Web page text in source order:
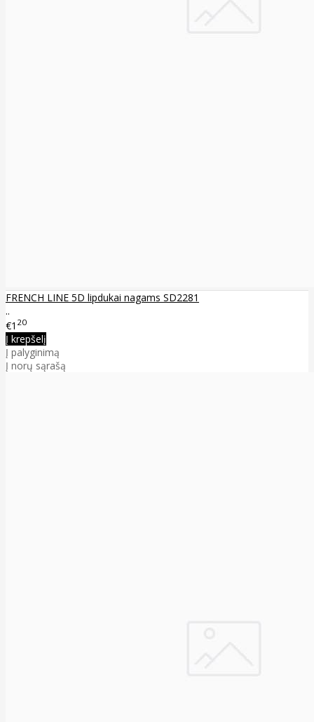
FRENCH LINE 5D lipdukai nagams SD2281
..
€1 20
Į krepšelį
Į palyginimą
Į norų sąrašą